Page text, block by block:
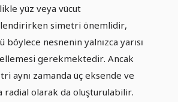
yüz veya vücut
simetri önemlidir,
böylece nesnenin yalnızca yarısı
gerekmektedir. Ancak
aynı zamanda üç eksende ve
radial olarak da oluşturulabilir.